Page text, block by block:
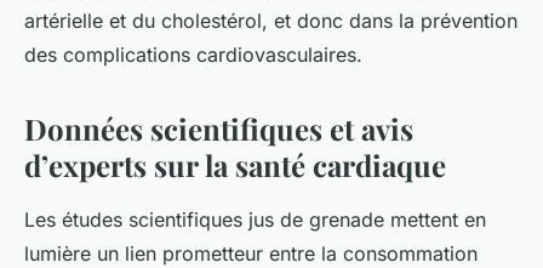
artérielle et du cholestérol, et donc dans la prévention
des complications cardiovasculaires.
Données scientifiques et avis
d’experts sur la santé cardiaque
Les études scientifiques jus de grenade mettent en
lumière un lien prometteur entre la consommation